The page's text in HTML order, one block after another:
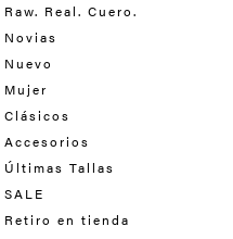
Raw. Real. Cuero.
Novias
Nuevo
Mujer
Clásicos
Accesorios
Últimas Tallas
SALE
Retiro en tienda